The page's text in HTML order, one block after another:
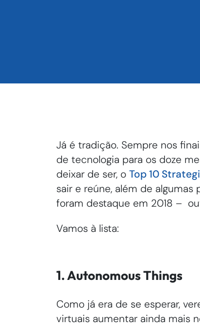
Já é tradição. Sempre nos
de tecnologia para os doze
deixar de ser, o Top 10
sair e reúne, além de
foram destaque em 2018 –
Vamos à lista:
1. Autonomous Things
Como já era de se esperar,
virtuais aumentar ainda mais